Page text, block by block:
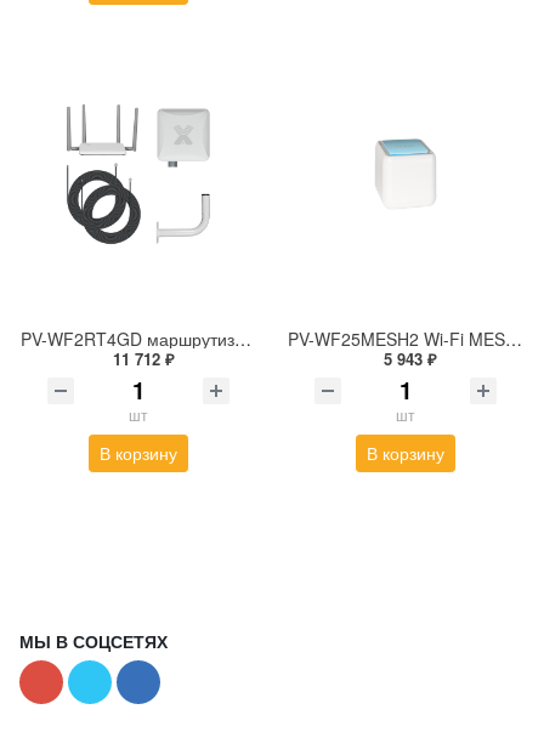
PV-WF2RT4GD маршрутизатор 4G, с внешней антенной
11 712 ₽
шт
В корзину
PV-WF25MESH2 Wi-Fi MESH система, 2,4/ 5 ГГц
5 943 ₽
шт
В корзину
МЫ В СОЦСЕТЯХ